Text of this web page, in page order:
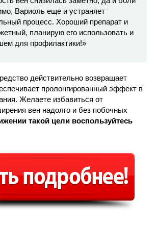
Вариоль еще и устраняет
процесс. Хороший препарат и
планирую его использовать и
для профилактики!»
действительно возвращает
пролонгированный эффект в
Желаете избавиться от
вен надолго и без побочных
такой цели воспользуйтесь